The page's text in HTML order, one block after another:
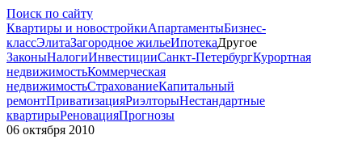
Поиск по сайту
Квартиры и новостройкиАпартаментыБизнес-
классЭлитаЗагородное жильеИпотекаДругое
ЗаконыНалогиИнвестицииСанкт-ПетербургКурортная
недвижимостьКоммерческая
недвижимостьСтрахованиеКапитальный
ремонтПриватизацияРиэлторыНестандартные
квартирыРеновацияПрогнозы
06 октября 2010